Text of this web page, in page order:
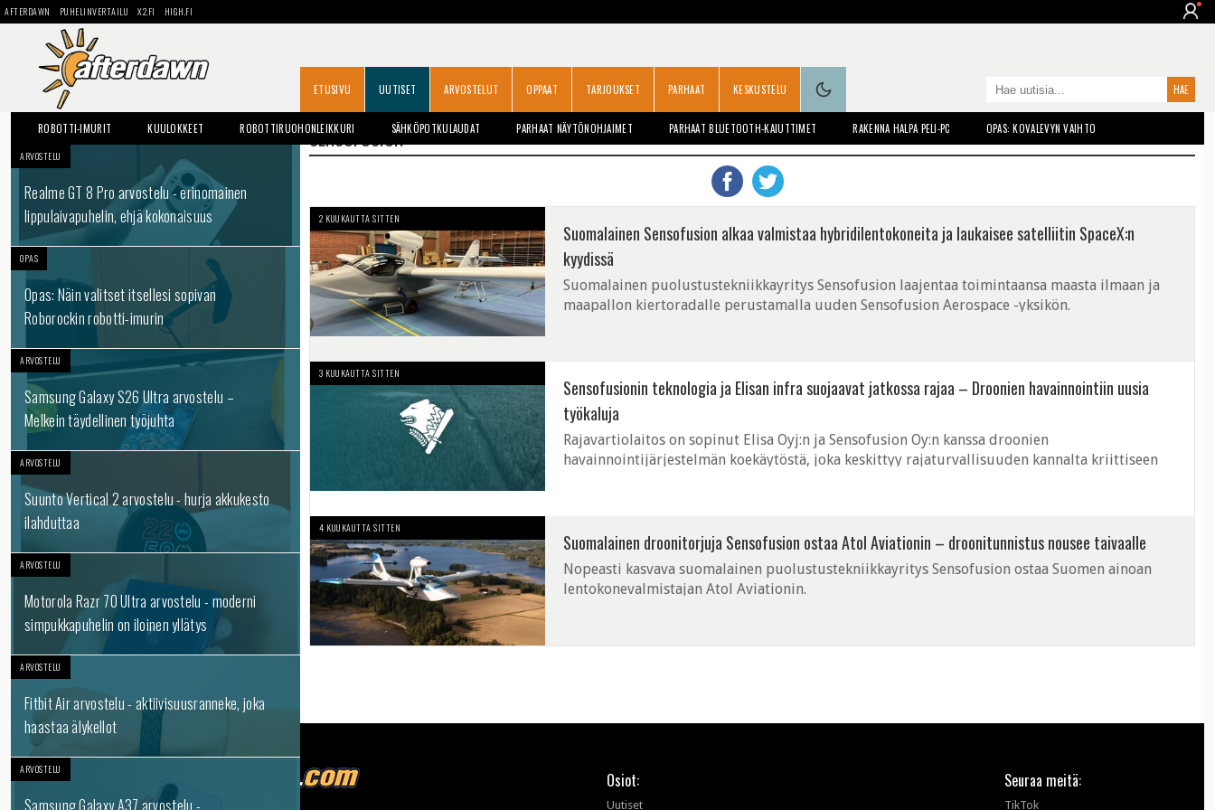
AFTERDAWN PUHELINVERTAILU X2.FI HIGH.FI
ETUSIVU UUTISET ARVOSTELUT OPPAAT TARJOUKSET PARHAAT KESKUSTELU
ROBOTTI-IMURIT KUULOKKEET ROBOTTIRUOHONLEIKKURI SÄHKÖPOTKULAUDAT PARHAAT NÄYTÖNOHJAIMET PARHAAT BLUETOOTH-KAIUTTIMET RAKENNA HALPA PELI-PC OPAS: KOVALEVYN VAIHTO
ARVOSTELU
Realme GT 8 Pro arvostelu - erinomainen
lippulaivapuhelin, ehjä kokonaisuus
OPAS
Opas: Näin valitset itsellesi sopivan
Roborockin robotti-imurin
ARVOSTELU
Samsung Galaxy S26 Ultra arvostelu –
Melkein täydellinen työjuhta
ARVOSTELU
Suunto Vertical 2 arvostelu - hurja akkukesto
ilahduttaa
ARVOSTELU
Motorola Razr 70 Ultra arvostelu - moderni
simpukkapuhelin on iloinen yllätys
ARVOSTELU
Fitbit Air arvostelu - aktiivisuusranneke, joka
haastaa älykellot
ARVOSTELU
Samsung Galaxy A37 arvostelu -
SENSOFUSION
2 KUUKAUTTA SITTEN
Suomalainen Sensofusion alkaa valmistaa hybridilentokoneita ja laukaisee satelliitin SpaceX:n
kyydissä
Suomalainen puolustustekniikkayritys Sensofusion laajentaa toimintaansa maasta ilmaan ja
maapallon kiertoradalle perustamalla uuden Sensofusion Aerospace -yksikön.
3 KUUKAUTTA SITTEN
Sensofusionin teknologia ja Elisan infra suojaavat jatkossa rajaa – Droonien havainnointiin uusia
työkaluja
Rajavartiolaitos on sopinut Elisa Oyj:n ja Sensofusion Oy:n kanssa droonien
havainnointijärjestelmän koekäytöstä, joka keskittyy rajaturvallisuuden kannalta kriittiseen
4 KUUKAUTTA SITTEN
Suomalainen droonitorjuja Sensofusion ostaa Atol Aviationin – droonitunnistus nousee taivaalle
Nopeasti kasvava suomalainen puolustustekniikkayritys Sensofusion ostaa Suomen ainoan
lentokonevalmistajan Atol Aviationin.
Osiot:
Uutiset
Seuraa meitä:
TikTok